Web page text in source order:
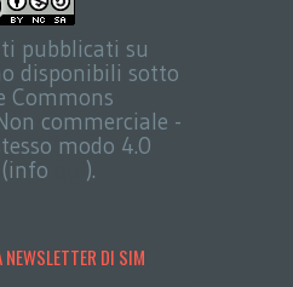
pubblicati su
disponibili sotto
Commons
commerciale -
modo 4.0
).
DI SIM